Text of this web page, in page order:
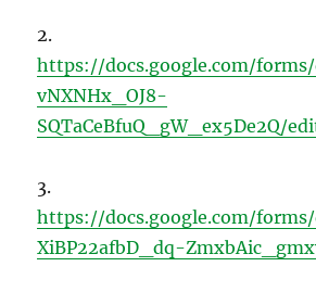
2.
https://docs.google.com/forms/
vNXNHx_OJ8-
SQTaCeBfuQ_gW_ex5De2Q/
3.
https://docs.google.com/forms/
XiBP22afbD_dq-